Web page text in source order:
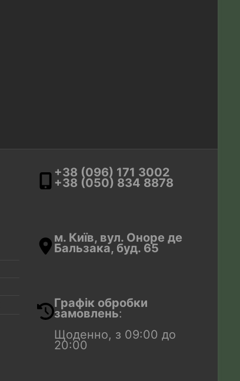
+38 (096) 171 3002
+38 (050) 834 8878
м. Київ, вул. Оноре де
Бальзака, буд. 65
Графік обробки
замовлень:
Щоденно, з 09:00 до
20:00